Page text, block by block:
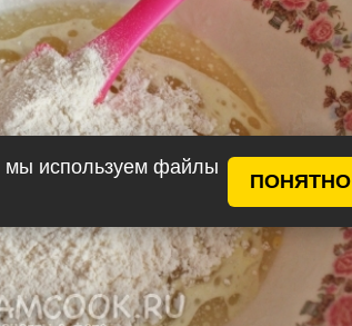
мы используем файлы
ПОНЯТНО